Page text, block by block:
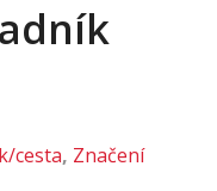
cesta, Značení